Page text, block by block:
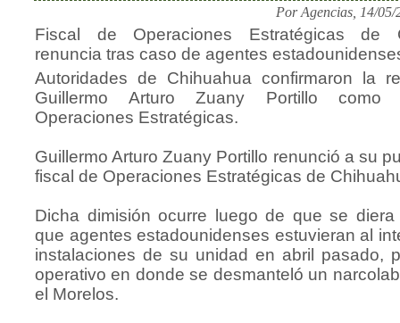
Por Agencias, 14/
Fiscal de Operaciones Estratégicas de
renuncia tras caso de agentes
Autoridades de Chihuahua confirmaron la
Guillermo Arturo Zuany Portillo
Operaciones Estratégicas.
Guillermo Arturo Zuany Portillo renunció a su
fiscal de Operaciones Estratégicas de
Dicha dimisión ocurre luego de que se
que agentes estadounidenses estuvieran al
instalaciones de su unidad en abril pasado,
operativo en donde se desmanteló un
el Morelos.